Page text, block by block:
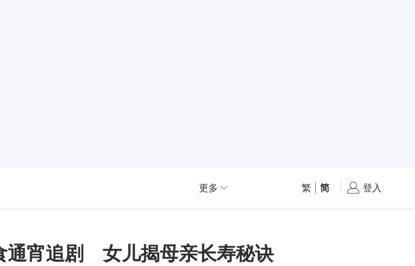
更多 繁 简 登入
通宵追剧 女儿揭母亲长寿秘诀